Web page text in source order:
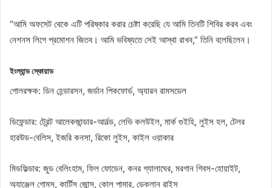
“আমি অফসেট থেকে এটি পরিষ্কার করার চেষ্টা করেছি যে আমি তিনটি শিবির করব এবং
নেশনস লিগে প্রমোশন জিতব। আমি ভবিষ্যতে সেই আস্থা রাখব,” তিনি বলেছিলেন।
ইংল্যান্ড স্কোয়াড
গোলরক্ষক: ডিন হেন্ডারসন, জর্ডান পিকফোর্ড, অ্যারন রামসডেল
ডিফেন্ডার: ট্রেন্ট আলেকজান্ডার-আর্নল্ড, লেভি কলউইল, মার্ক গুইহি, লুইস হল, টেলর
হারউড-বেলিস, ইজরি কনসা, রিকো লুইস, কাইল ওয়াকার
মিডফিল্ডার: জুড বেলিংহাম, ফিল ফোডেন, কনর গ্যালাঘের, মরগান গিবস-হোয়াইট,
অ্যাঞ্জেল গোমস, কার্টিস জোন্স, কোল পামার, ডেক্লান রাইস